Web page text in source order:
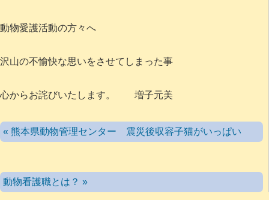
動物愛護活動の方々へ
沢山の不愉快な思いをさせてしまった事
心からお詫びいたします。 増子元美
« 熊本県動物管理センター 震災後収容子猫がいっぱい
動物看護職とは？ »